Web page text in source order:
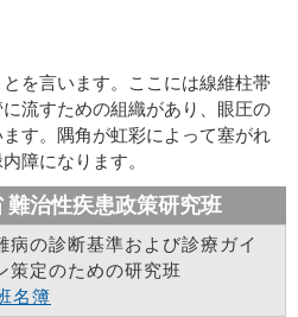
を言います。ここには線維柱帯
流すための組織があり、眼圧の
す。隅角が虹彩によって塞がれ
障になります。
治性疾患政策研究班
病の診断基準および診療ガイ
策定のための研究班
名簿